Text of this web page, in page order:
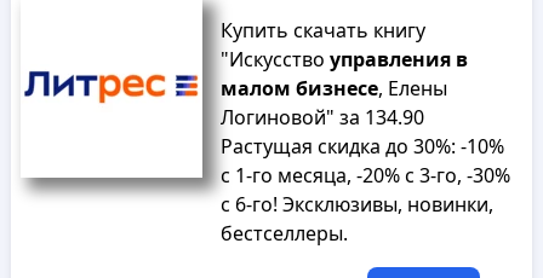
Купить скачать книгу
"Искусство управления в
малом бизнесе, Елены
Логиновой" за 134.90
Растущая скидка до 30%: -10%
с 1-го месяца, -20% с 3-го, -30%
с 6-го! Эксклюзивы, новинки,
бестселлеры.